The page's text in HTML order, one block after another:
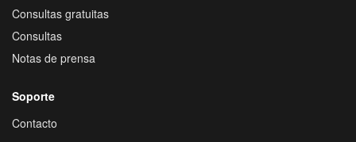
Consultas gratuitas
Consultas
Notas de prensa
Soporte
Contacto